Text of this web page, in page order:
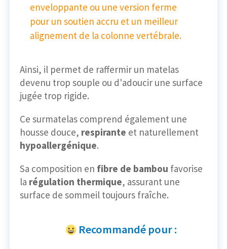
enveloppante ou une version ferme
pour un soutien accru et un meilleur
alignement de la colonne vertébrale.
Ainsi, il permet de raffermir un matelas
devenu trop souple ou d'adoucir une surface
jugée trop rigide.
Ce surmatelas comprend également une
housse douce, respirante et naturellement
hypoallergénique.
Sa composition en fibre de bambou favorise
la régulation thermique, assurant une
surface de sommeil toujours fraîche.
Recommandé pour :